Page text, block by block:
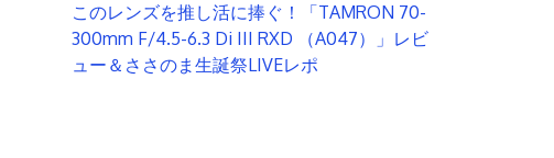
このレンズを推し活に捧ぐ！「TAMRON 70-
300mm F/4.5-6.3 Di III RXD （A047）」レビ
ュー＆ささのま生誕祭LIVEレポ